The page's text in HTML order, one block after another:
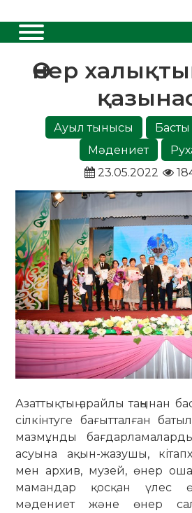
Өнер
Ауыл тынысы
Басты
Мәдениет
23.05.2022
Азаттықтың арайлы таңынан
сілкінтуге бағытталған
мазмұнды
асуына ақын-жазушы,
мен архив, музей, өнер
мамандар қосқан үлес
мәдениет және өнер